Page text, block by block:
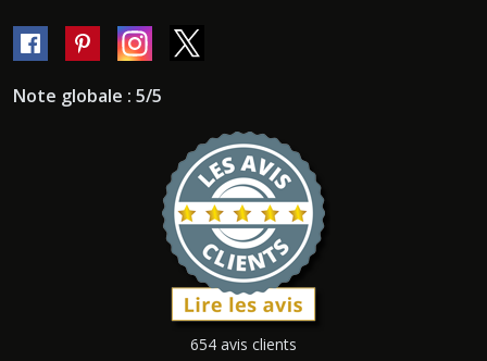
Note globale : 5/5
654 avis clients